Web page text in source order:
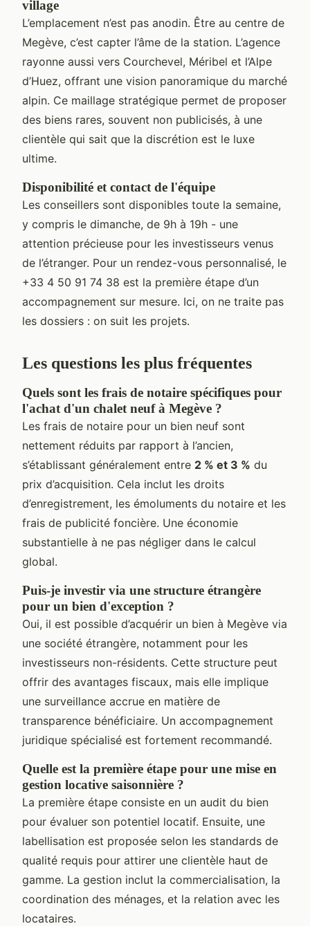
village
L’emplacement n’est pas anodin. Être au centre de
Megève, c’est capter l’âme de la station. L’agence
rayonne aussi vers Courchevel, Méribel et l’Alpe
d’Huez, offrant une vision panoramique du marché
alpin. Ce maillage stratégique permet de proposer
des biens rares, souvent non publicisés, à une
clientèle qui sait que la discrétion est le luxe
ultime.
Disponibilité et contact de l'équipe
Les conseillers sont disponibles toute la semaine,
y compris le dimanche, de 9h à 19h - une
attention précieuse pour les investisseurs venus
de l’étranger. Pour un rendez-vous personnalisé, le
+33 4 50 91 74 38 est la première étape d’un
accompagnement sur mesure. Ici, on ne traite pas
les dossiers : on suit les projets.
Les questions les plus fréquentes
Quels sont les frais de notaire spécifiques pour
l'achat d'un chalet neuf à Megève ?
Les frais de notaire pour un bien neuf sont
nettement réduits par rapport à l’ancien,
s’établissant généralement entre 2 % et 3 % du
prix d’acquisition. Cela inclut les droits
d’enregistrement, les émoluments du notaire et les
frais de publicité foncière. Une économie
substantielle à ne pas négliger dans le calcul
global.
Puis-je investir via une structure étrangère
pour un bien d'exception ?
Oui, il est possible d’acquérir un bien à Megève via
une société étrangère, notamment pour les
investisseurs non-résidents. Cette structure peut
offrir des avantages fiscaux, mais elle implique
une surveillance accrue en matière de
transparence bénéficiaire. Un accompagnement
juridique spécialisé est fortement recommandé.
Quelle est la première étape pour une mise en
gestion locative saisonnière ?
La première étape consiste en un audit du bien
pour évaluer son potentiel locatif. Ensuite, une
labellisation est proposée selon les standards de
qualité requis pour attirer une clientèle haut de
gamme. La gestion inclut la commercialisation, la
coordination des ménages, et la relation avec les
locataires.